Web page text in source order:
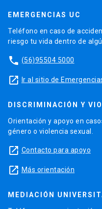
EMERGENCIAS UC
Teléfono en caso de
riesgo tu vida dentro de
phone (56)95504 5000
launch Ir al sitio de
DISCRIMINACIÓN Y
Orientación y apoyo en
género o violencia sexual.
launch Contacto para apoyo
launch Más orientación
MEDIACIÓN